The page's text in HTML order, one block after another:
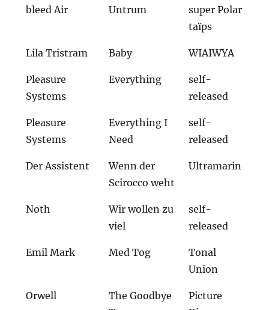
bleed Air Untrum
super Polar
taïps
Lila Tristram Baby WIAIWYA
Pleasure
Systems
Everything
self-
released
Pleasure
Systems
Everything I
Need
self-
released
Der Assistent
Wenn der
Scirocco weht
Ultramarin
Noth
Wir wollen zu
viel
self-
released
Emil Mark Med Tog
Tonal
Union
Orwell
The Goodbye
Picture